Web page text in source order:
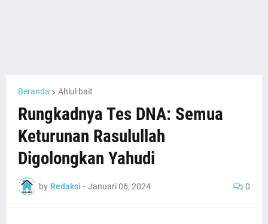
Beranda Ahlul bait
Rungkadnya Tes DNA: Semua
Keturunan Rasulullah
Digolongkan Yahudi
by Redaksi - Januari 06, 2024 0